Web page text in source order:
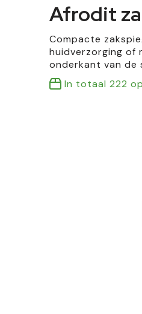
Afrodit
Compacte
huidverzorging of
onderkant van de
In totaal 222